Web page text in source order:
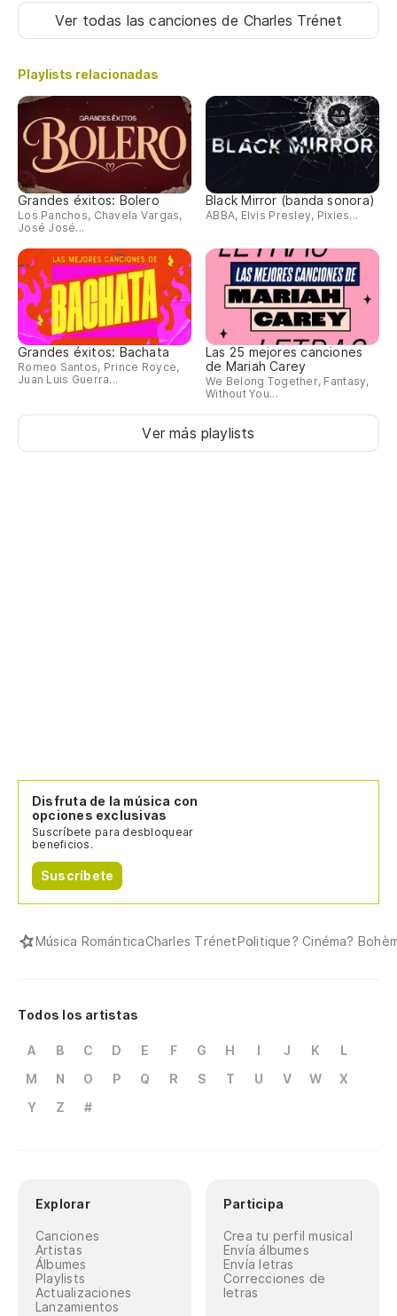
Ver todas las cancionesde Charles Trénet
Playlists relacionadas
Grandes éxitos: Bolero
Los Panchos, Chavela Vargas,
José José...
Black Mirror (banda sonora)
ABBA, Elvis Presley, Pixies...
Grandes éxitos: Bachata
Romeo Santos, Prince Royce,
Juan Luis Guerra...
Las 25 mejores canciones
de Mariah Carey
We Belong Together, Fantasy,
Without You...
Ver más playlists
Disfruta de la música con
opciones exclusivas
Suscríbete para desbloquear
beneficios.
Suscríbete
Música RománticaCharles TrénetPolitique? Cinéma?
Todos los artistas
A B C D E F G H I J K
L
M
N O P Q R S T U V W
X
Y
Z #
Explorar
Canciones
Artistas
Álbumes
Playlists
Actualizaciones
Lanzamientos
Participa
Crea tu perfil musical
Envía álbumes
Envía letras
Correcciones de
letras